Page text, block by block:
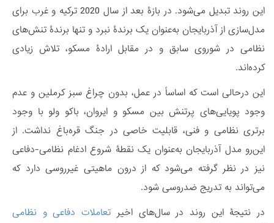
این روند تبدیل می‌شود. در بازۀ بعد از سال 2020 ترکیه و غرب برای
مدل‌سازی از آذربایجان به‌عنوان یک برندۀ نبرد و تنها برندۀ تنش‌های
نظامی در شوروی سابق و در مقابل ارادۀ مسکو، تلاش زیادی
کرده‌اند.
این درحالی است که اساساً در عمل، بدون چراغ سبز کرملین و عدم
وجود پویایی‌های پرتنش بین مسکو و ایروان، باکو ولو با وجود
برتری نظامی و فنی، قابلیت خاصی در جنگ قره‌باغ نداشت. از
این‌رو مدل آذربایجان به‌عنوان یک نقطۀ شروع ادغام نظامی-دفاعی
نیز در نظر گرفته می‌شود که از درون ماهیتی غیرروسی دارد که
می‌تواند به تدریج ضدروسی شود.‌
در نتیجۀ این روند در سال‌های اخیر تعاملات دفاعی و نظامی